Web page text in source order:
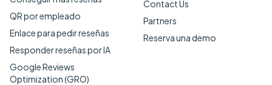
QR por empleado
Enlace para pedir reseñas
Responder reseñas por IA
Google Reviews
Optimization (GRO)
Contact Us
Partners
Reserva una demo